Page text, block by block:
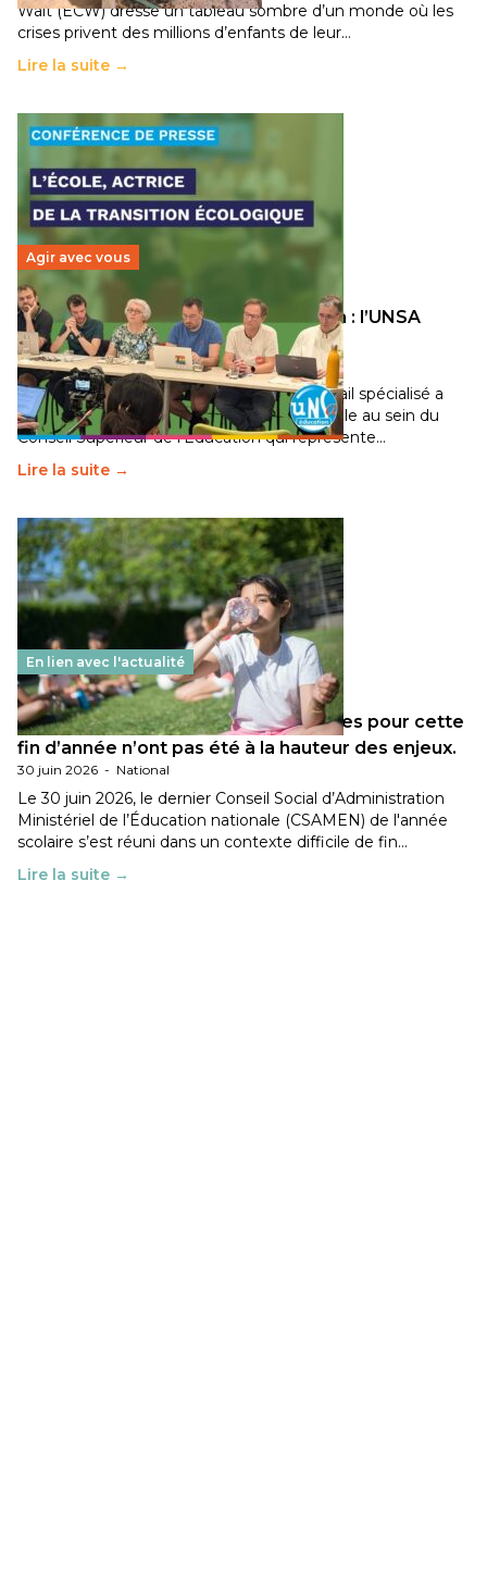
Wait (ECW) dresse un tableau sombre d’un monde où les
crises privent des millions d’enfants de leur…
Lire la suite →
Agir avec vous
Transition écologique de l’éducation : l’UNSA
Éducation fait bouger les lignes
30 juin 2026-National
Pendant plusieurs mois, un groupe de travail spécialisé a
travaillé sur la transition écologique de l’Ecole au sein du
Conseil Supérieur de l’Éducation qui représente…
Lire la suite →
En lien avec l'actualité
Les décisions ministérielles attendues pour cette
fin d’année n’ont pas été à la hauteur des enjeux.
30 juin 2026 - National
Le 30 juin 2026, le dernier Conseil Social d’Administration
Ministériel de l’Éducation nationale (CSAMEN) de l'année
scolaire s’est réuni dans un contexte difficile de fin…
Lire la suite →